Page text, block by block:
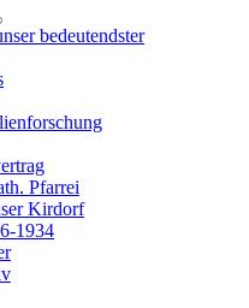
bedeutendster
Pfarrei
Kirdorf
1934